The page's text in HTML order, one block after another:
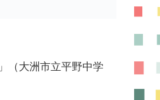
（大洲市立平野中学